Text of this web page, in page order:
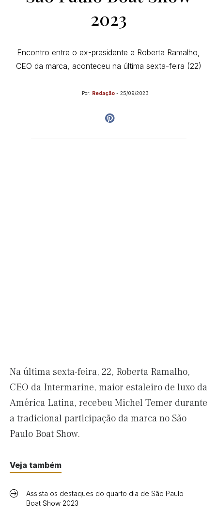
2023
Encontro entre o ex-presidente e Roberta Ramalho,
CEO da marca, aconteceu na última sexta-feira (22)
Por: Redação - 25/09/2023
Na última sexta-feira, 22, Roberta Ramalho,
CEO da Intermarine, maior estaleiro de luxo da
América Latina, recebeu Michel Temer durante
a tradicional participação da marca no São
Paulo Boat Show.
Veja também
Assista os destaques do quarto dia de São Paulo
Boat Show 2023